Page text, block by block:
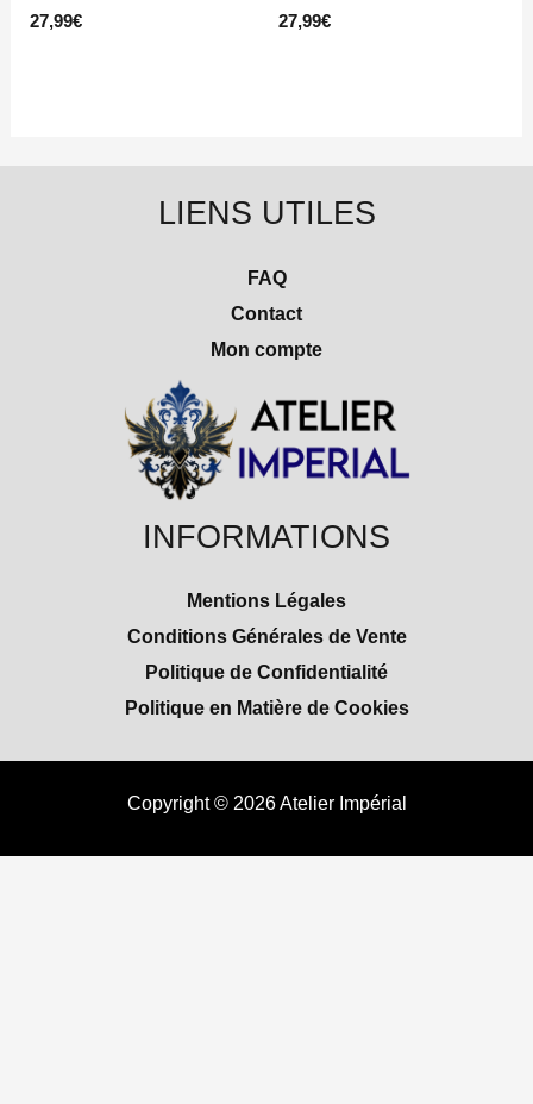
27,99€ 27,99€
LIENS UTILES
FAQ
Contact
Mon compte
INFORMATIONS
Mentions Légales
Conditions Générales de Vente
Politique de Confidentialité
Politique en Matière de Cookies
Copyright © 2026 Atelier Impérial